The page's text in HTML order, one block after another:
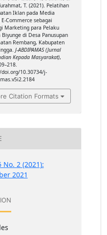
T. (2021). Pelatihan
Iklan pada Media
Commerce sebagai
Marketing para Pelaku
di Desa Panusupan
Rembang, Kabupaten
J-ABDIPAMAS (Jurnal
Kepada Masyarakat),
10.30734/j-
Citation Formats
No. 2 (2021):
2021